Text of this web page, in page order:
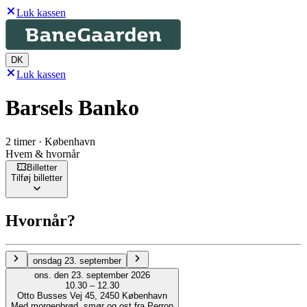
Luk kassen
DK
Luk kassen
Barsels Banko
2 timer · København
Hvem & hvornår
Billetter
Tilføj billetter
Hvornår?
onsdag 23. september
ons. den 23. september 2026
10.30 – 12.30
Otto Busses Vej 45, 2450 København